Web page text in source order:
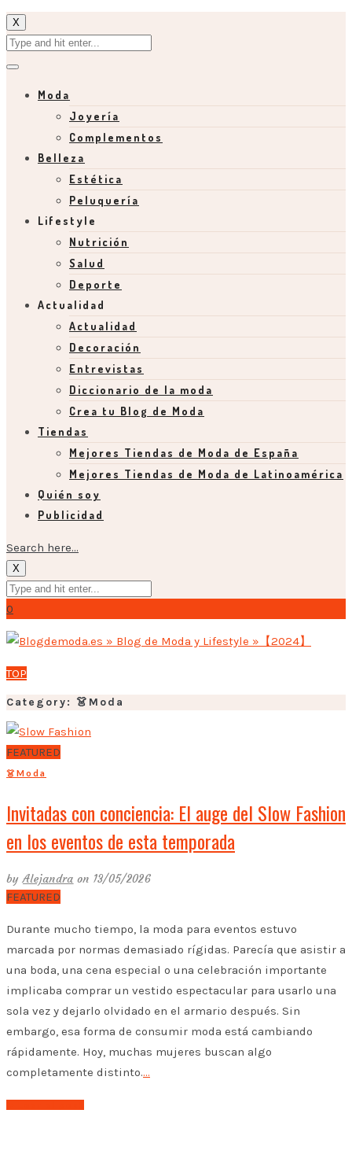
X
Moda
Joyería
Complementos
Belleza
Estética
Peluquería
Lifestyle
Nutrición
Salud
Deporte
Actualidad
Actualidad
Decoración
Entrevistas
Diccionario de la moda
Crea tu Blog de Moda
Tiendas
Mejores Tiendas de Moda de España
Mejores Tiendas de Moda de Latinoamérica
Quién soy
Publicidad
Search here...
X
0
TOP
Category: 👗Moda
FEATURED
👗Moda
Invitadas con conciencia: El auge del Slow Fashion
en los eventos de esta temporada
byAlejandra on 13/05/2026
FEATURED
Durante mucho tiempo, la moda para eventos estuvo
marcada por normas demasiado rígidas. Parecía que asistir a
una boda, una cena especial o una celebración importante
implicaba comprar un vestido espectacular para usarlo una
sola vez y dejarlo olvidado en el armario después. Sin
embargo, esa forma de consumir moda está cambiando
rápidamente. Hoy, muchas mujeres buscan algo
completamente distinto.…